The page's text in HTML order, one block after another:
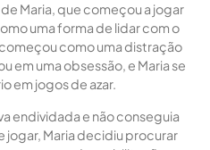
Maria, que começou a jogar
uma forma de lidar com o
como uma distração
em uma obsessão, e Maria se
em jogos de azar.
endividada e não conseguia
jogar, Maria decidiu procurar